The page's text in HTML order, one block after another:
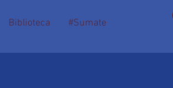
Biblioteca #Sumate